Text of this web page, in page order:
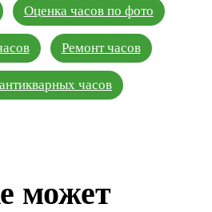
Оценка часов по фото
Ремонт часов
часов
может